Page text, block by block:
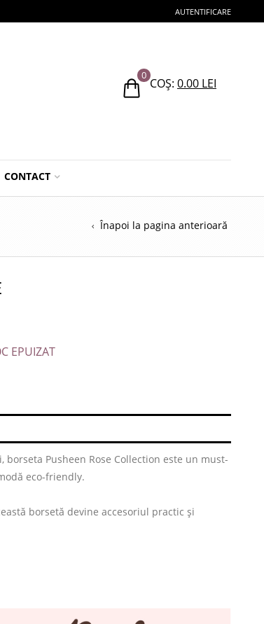
AUTENTIFICARE
0
COȘ: 0.00 LEI
CONTACT
Înapoi la pagina anterioară
EPUIZAT
Pusheen Rose Collection este un must-
eco-friendly.
borsetă devine accesoriul practic și